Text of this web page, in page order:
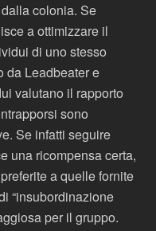
colonia. Se
a ottimizzare il
di uno stesso
da Leadbeater e
valutano il rapporto
sono
Se infatti seguire
una ricompensa certa,
a quelle fornite
“insubordinazione
per il gruppo.